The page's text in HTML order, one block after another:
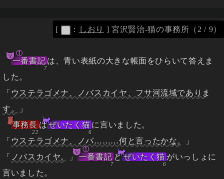
一番書記
①
は、青い表紙の大きな帳面をひらいて答えま
した。
「 ウステラゴメナ、ノバスカイヤ、フサ河流域でありま
す。
」
事務長 はぜいたく猫 に言いました。
「 ウステラゴメナ、ノバ………何と言ったかな。
」
「
ノバスカイヤ。 」一番書記
①
とぜいたく猫 がいっしょに
言いました。
[ ： しおり ] 宮沢賢治-猫の事務所（2 / 9）